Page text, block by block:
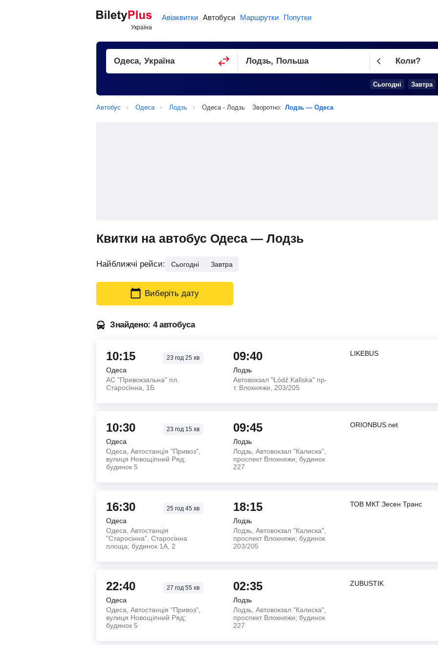
Авіаквитки Автобуси Маршрутки Попутки
Коли?
Cьогодні Завтра
Автобус Одеса Лодзь Одеса - Лодзь Зворотно: Лодзь — Одеса
Квитки на автобус Одеса — Лодзь
Найближчі рейси: Сьогодні Завтра
Виберіть дату
Знайдено: 4 автобуса
10:15 23 год25 хв
Одеса
АС "Привокзальна" пл.
Старосінна, 1Б
09:40
Лодзь
Автовокзал "Łódź Kaliska" пр-
т. Влокняжи, 203/205
LIKEBUS
10:30 23 год15 хв
Одеса
Одеса, Автостанція "Привоз",
вулиця Новощіпний Ряд;
будинок 5
09:45
Лодзь
Лодзь, Автовокзал "Калиска",
проспект Влокняжи; будинок
227
ORIONBUS.net
16:30 25 год45 хв
Одеса
Одеса, Автостанція
"Старосінна", Старосінна
площа; будинок 1А, 2
18:15
Лодзь
Лодзь, Автовокзал "Калиска",
проспект Влокняжи; будинок
203/205
ТОВ МКТ Зесен Транс
22:40 27 год55 хв
Одеса
Одеса, Автостанція "Привоз",
вулиця Новощіпний Ряд;
будинок 5
02:35
Лодзь
Лодзь, Автовокзал "Калиска",
проспект Влокняжи; будинок
227
ZUBUSTIK